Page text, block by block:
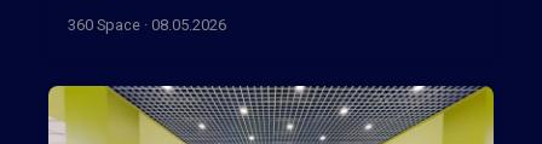
360 Space · 08.05.2026